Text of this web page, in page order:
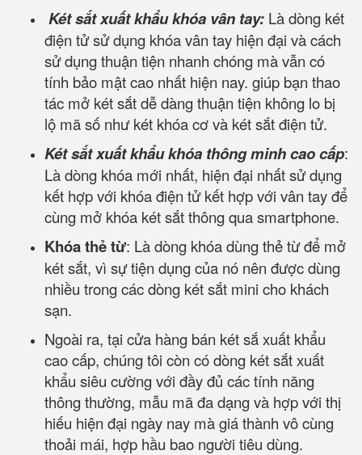
Két sắt xuất khẩu khóa vân tay: Là dòng két
điện tử sử dụng khóa vân tay hiện đại và cách
sử dụng thuận tiện nhanh chóng mà vẫn có
tính bảo mật cao nhất hiện nay. giúp bạn thao
tác mở két sắt dễ dàng thuận tiện không lo bị
lộ mã số như két khóa cơ và két sắt điện tử.
Két sắt xuất khẩu khóa thông minh cao cấp:
Là dòng khóa mới nhất, hiện đại nhất sử dụng
kết hợp với khóa điện tử kết hợp với vân tay để
cùng mở khóa két sắt thông qua smartphone.
Khóa thẻ từ: Là dòng khóa dùng thẻ từ để mở
két sắt, vì sự tiện dụng của nó nên được dùng
nhiều trong các dòng két sắt mini cho khách
sạn.
Ngoài ra, tại cửa hàng bán két sắ xuất khẩu
cao cấp, chúng tôi còn có dòng két sắt xuất
khẩu siêu cường với đầy đủ các tính năng
thông thường, mẫu mã đa dạng và hợp với thị
hiếu hiện đại ngày nay mà giá thành vô cùng
thoải mái, hợp hầu bao người tiêu dùng.